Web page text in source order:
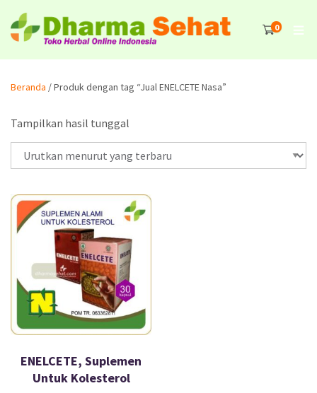
0
Beranda / Produk dengan tag “Jual ENELCETE Nasa”
Tampilkan hasil tunggal
ENELCETE, Suplemen
Untuk Kolesterol